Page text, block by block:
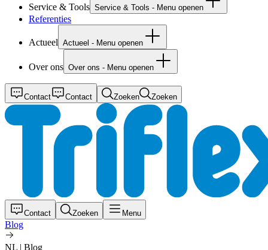
Service & Tools Service & Tools - Menu openen
Referenties
Actueel Actueel - Menu openen
Over ons Over ons - Menu openen
Contact Contact Zoeken Zoeken
Contact Zoeken Menu
Blog
NL | Blog